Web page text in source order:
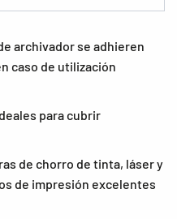
archivador se adhieren
caso de utilización
para cubrir
de chorro de tinta, láser y
de impresión excelentes